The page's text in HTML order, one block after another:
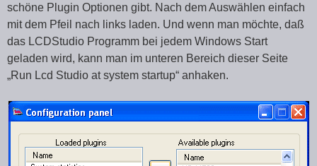
schöne Plugin Optionen gibt. Nach dem Auswählen einfach
mit dem Pfeil nach links laden. Und wenn man möchte, daß
das LCDStudio Programm bei jedem Windows Start
geladen wird, kann man im unteren Bereich dieser Seite
„Run Lcd Studio at system startup“ anhaken.